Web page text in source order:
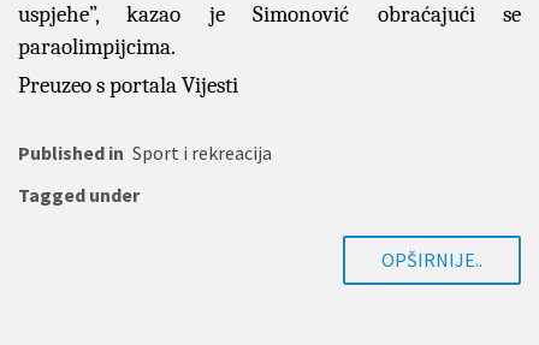
uspjehe”, kazao je Simonović obraćajući se
paraolimpijcima.
Preuzeo s portala Vijesti
Published in Sport i rekreacija
Tagged under
OPŠIRNIJE..